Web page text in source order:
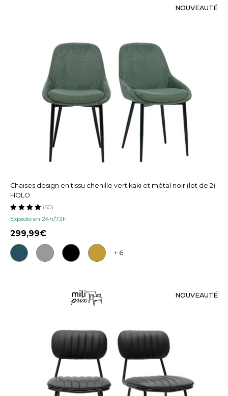
NOUVEAUTÉ
Chaises design en tissu chenille vert kaki et métal noir (lot de 2)
HOLO
Expedié en 24h/72h
(60)
299,99
+ 6
NOUVEAUTÉ